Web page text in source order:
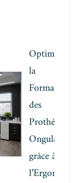
Optimiser
la
Formation
des
Prothésistes
Ongulaires
grâce à